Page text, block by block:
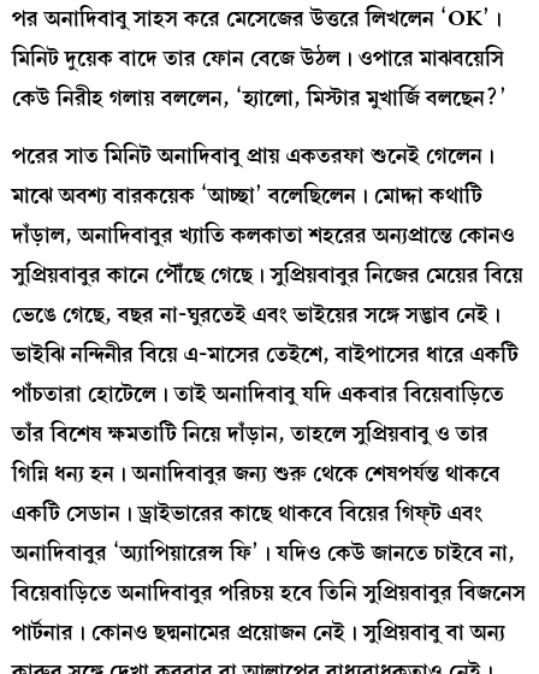
পর অনাদিবাবু সাহস করে মেসেজের উত্তরে লিখলেন ‘OK’।
মিনিট দুয়েক বাদে তার ফোন বেজে উঠল। ওপারে মাঝবয়েসি
কেউ নিরীহ গলায় বললেন, ‘হ্যালো, মিস্টার মুখার্জি বলছেন?’
পরের সাত মিনিট অনাদিবাবু প্রায় একতরফা শুনেই গেলেন।
মাঝে অবশ্য বারকয়েক ‘আচ্ছা’ বলেছিলেন। মোদ্দা কথাটি
দাঁড়াল, অনাদিবাবুর খ্যাতি কলকাতা শহরের অন্যপ্রান্তে কোনও
সুপ্রিয়বাবুর কানে পৌঁছে গেছে। সুপ্রিয়বাবুর নিজের মেয়ের বিয়ে
ভেঙে গেছে, বছর না-ঘুরতেই এবং ভাইয়ের সঙ্গে সদ্ভাব নেই।
ভাইঝি নন্দিনীর বিয়ে এ-মাসের তেইশে, বাইপাসের ধারে একটি
পাঁচতারা হোটেলে। তাই অনাদিবাবু যদি একবার বিয়েবাড়িতে
তাঁর বিশেষ ক্ষমতাটি নিয়ে দাঁড়ান, তাহলে সুপ্রিয়বাবু ও তার
গিন্নি ধন্য হন। অনাদিবাবুর জন্য শুরু থেকে শেষপর্যন্ত থাকবে
একটি সেডান। ড্রাইভারের কাছে থাকবে বিয়ের গিফ্‌ট এবং
অনাদিবাবুর ‘অ্যাপিয়ারেন্স ফি’। যদিও কেউ জানতে চাইবে না,
বিয়েবাড়িতে অনাদিবাবুর পরিচয় হবে তিনি সুপ্রিয়বাবুর বিজনেস
পার্টনার। কোনও ছদ্মনামের প্রয়োজন নেই। সুপ্রিয়বাবু বা অন্য